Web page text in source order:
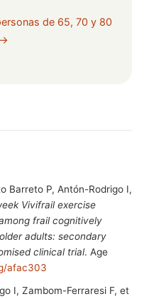
de 65, 70 y 80
Barreto P, Antón-Rodrigo I,
Vivifrail exercise
frail cognitively
adults: secondary
clinical trial. Age
afac303
I, Zambom-Ferraresi F, et